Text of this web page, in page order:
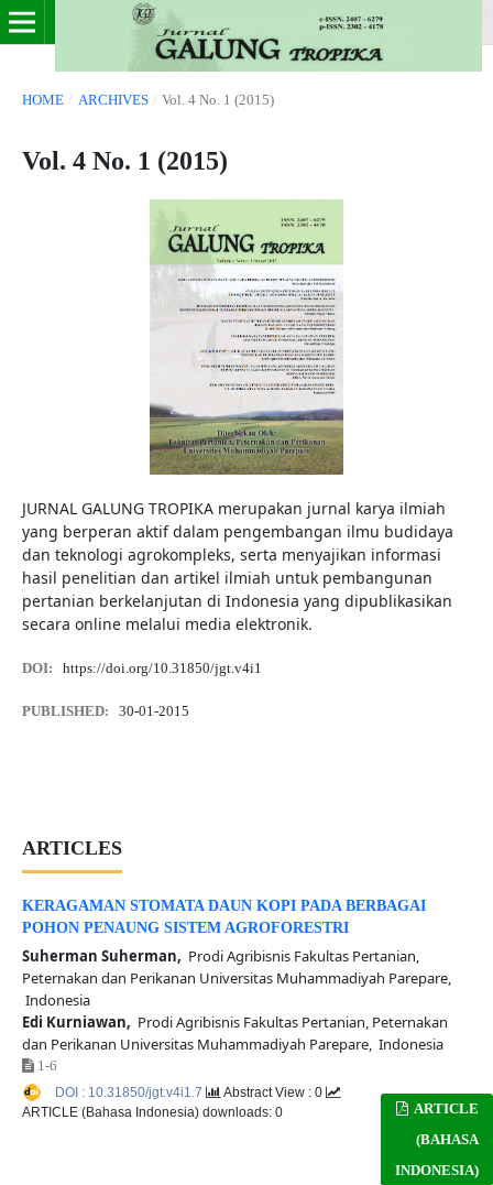
HOME / ARCHIVES / Vol. 4 No. 1 (2015)
Vol. 4 No. 1 (2015)
JURNAL GALUNG TROPIKA merupakan jurnal karya ilmiah
yang berperan aktif dalam pengembangan ilmu budidaya
dan teknologi agrokompleks, serta menyajikan informasi
hasil penelitian dan artikel ilmiah untuk pembangunan
pertanian berkelanjutan di Indonesia yang dipublikasikan
secara online melalui media elektronik.
DOI: https://doi.org/10.31850/jgt.v4i1
PUBLISHED: 30-01-2015
ARTICLES
KERAGAMAN STOMATA DAUN KOPI PADA BERBAGAI
POHON PENAUNG SISTEM AGROFORESTRI
Suherman Suherman, Prodi Agribisnis Fakultas Pertanian,
Peternakan dan Perikanan Universitas Muhammadiyah Parepare,
Indonesia
Edi Kurniawan, Prodi Agribisnis Fakultas Pertanian, Peternakan
dan Perikanan Universitas Muhammadiyah Parepare, Indonesia
1-6
ARTICLE
(BAHASA
INDONESIA)
DOI : 10.31850/jgt.v4i1.7
Abstract View : 0
ARTICLE (Bahasa Indonesia) downloads: 0